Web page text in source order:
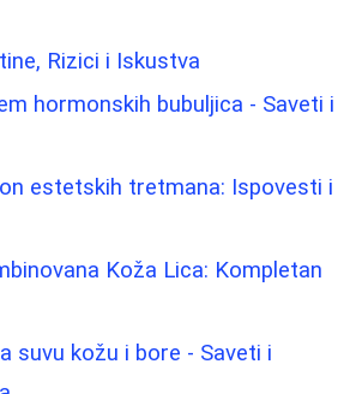
Rizici i Iskustva
hormonskih bubuljica - Saveti i
estetskih tretmana: Ispovesti i
Koža Lica: Kompletan
suvu kožu i bore - Saveti i